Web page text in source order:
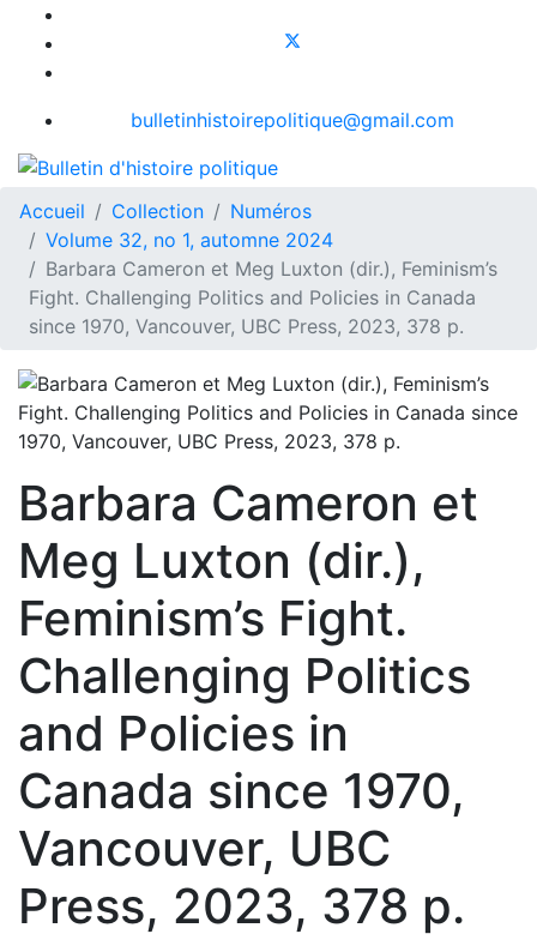
bulletinhistoirepolitique@gmail.com
Accueil Collection
Numéros
Volume 32, no 1, automne 2024
Barbara Cameron et Meg Luxton (dir.), Feminism’s
Fight. Challenging Politics and Policies in Canada
since 1970, Vancouver, UBC Press, 2023, 378 p.
Barbara Cameron et
Meg Luxton (dir.),
Feminism’s Fight.
Challenging Politics
and Policies in
Canada since 1970,
Vancouver, UBC
Press, 2023, 378 p.